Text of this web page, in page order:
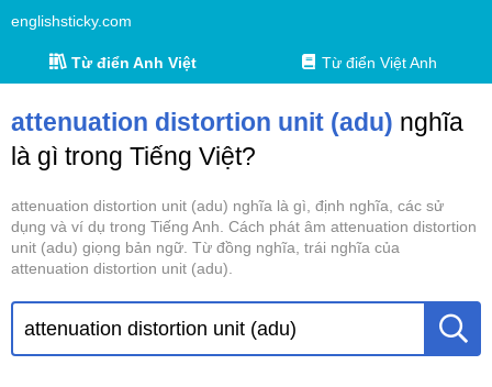
englishsticky.com
Từ điển Anh Việt Từ điển Việt Anh
attenuation distortion unit (adu) nghĩa
là gì trong Tiếng Việt?
attenuation distortion unit (adu) nghĩa là gì, định nghĩa, các sử
dụng và ví dụ trong Tiếng Anh. Cách phát âm attenuation distortion
unit (adu) giọng bản ngữ. Từ đồng nghĩa, trái nghĩa của
attenuation distortion unit (adu).